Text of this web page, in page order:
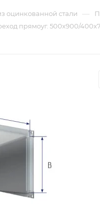
оцинкованной стали —
прямоуг. 500х900/